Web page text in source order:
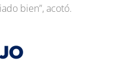
bien”, acotó.